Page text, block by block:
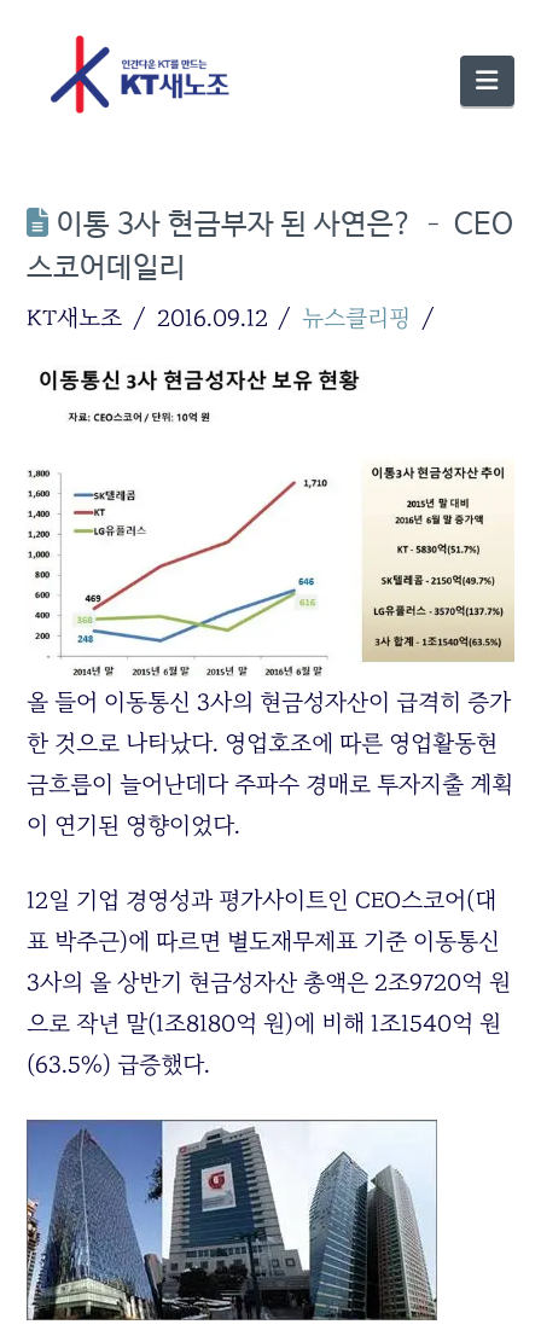
이통 3사 현금부자 된 사연은? – CEO
스코어데일리
KT새노조 2016.09.12 뉴스클리핑
올 들어 이동통신 3사의 현금성자산이 급격히 증가
한 것으로 나타났다. 영업호조에 따른 영업활동현
금흐름이 늘어난데다 주파수 경매로 투자지출 계획
이 연기된 영향이었다.
12일 기업 경영성과 평가사이트인 CEO스코어(대
표 박주근)에 따르면 별도재무제표 기준 이동통신
3사의 올 상반기 현금성자산 총액은 2조9720억 원
으로 작년 말(1조8180억 원)에 비해 1조1540억 원
(63.5%) 급증했다.